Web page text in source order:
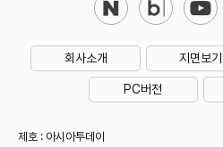
회사소개 지면보기
PC버전
제호 : 아시아투데이